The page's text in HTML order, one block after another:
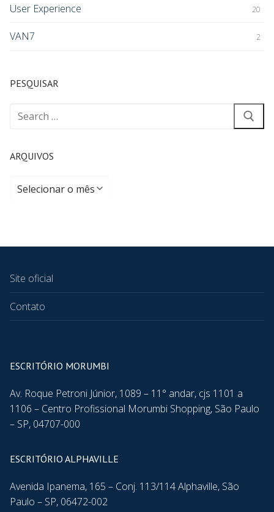
User Experience 20
VAN7 2
PESQUISAR
ARQUIVOS
Site oficial
Contato
ESCRITÓRIO MORUMBI
Av. Roque Petroni Júnior, 1089 – 11° andar, cjs 1101 a
1106 – Centro Profissional Morumbi Shopping, São Paulo
– SP, 04707-000
ESCRITÓRIO ALPHAVILLE
Avenida Ipanema, 165 – Conj. 113/114 Alphaville, São
Paulo – SP, 06472-002